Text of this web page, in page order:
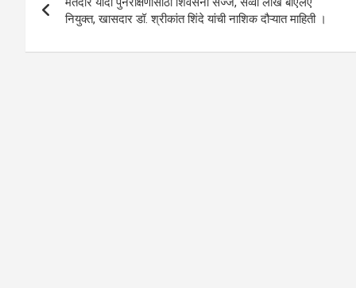
p
p
o
k
navigation
नियुक्त, खासदार डॉ. श्रीकांत शिंदे यांची नाशिक दौऱ्यात माहिती ।